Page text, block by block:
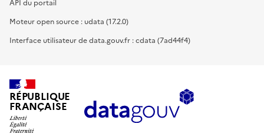
API du portail
Moteur open source : udata (17.2.0)
Interface utilisateur de data.gouv.fr : cdata (7ad44f4)
RÉPUBLIQUE
FRANÇAISE